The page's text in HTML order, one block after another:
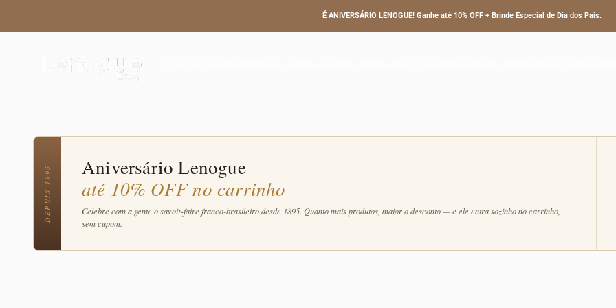
É ANIVERSÁRIO LENOGUE! Ganhe até 10% OFF + Brinde Especial de Dia dos Pais.
Vestido Tule
DEPUIS 1895
Aniversário Lenogue
até 10% OFF no carrinho
Celebre com a gente o savoir-faire franco-brasileiro desde 1895. Quanto mais produtos, maior o desconto — e ele entra sozinho no carrinho,
sem cupom.